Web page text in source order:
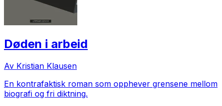
Døden i arbeid
Av Kristian Klausen
En kontrafaktisk roman som opphever grensene mellom
biografi og fri diktning.